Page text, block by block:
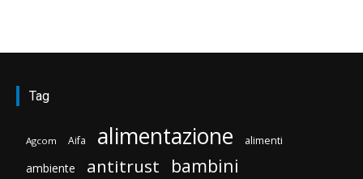
Tag
Agcom Aifa alimentazione alimenti
ambiente antitrust bambini